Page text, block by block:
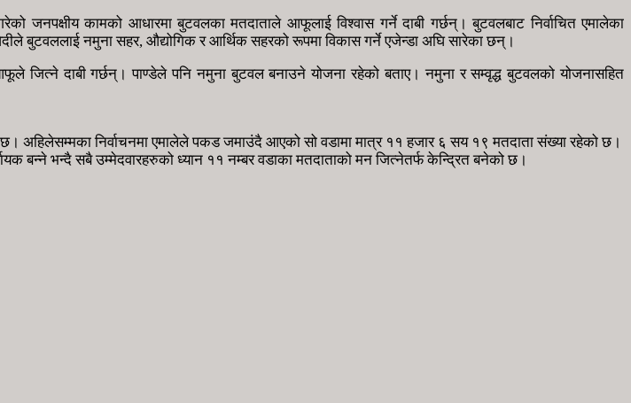
जनपक्षीय कामको आधारमा बुटवलका मतदाताले आफूलाई विश्वास गर्ने दाबी गर्छन्। बुटवलबाट निर्वाचित एमालेका
बुटवललाई नमुना सहर, औद्योगिक र आर्थिक सहरको रूपमा विकास गर्ने एजेन्डा अघि सारेका छन्।
जित्ने दाबी गर्छन्। पाण्डेले पनि नमुना बुटवल बनाउने योजना रहेको बताए। नमुना र सम्वृद्ध बुटवलको योजनासहित
अहिलेसम्मका निर्वाचनमा एमालेले पकड जमाउंदै आएको सो वडामा मात्र ११ हजार ६ सय १९ मतदाता संख्या रहेको छ।
बन्ने भन्दै सबै उम्मेदवारहरुको ध्यान ११ नम्बर वडाका मतदाताको मन जित्नेतर्फ केन्द्रित बनेको छ।